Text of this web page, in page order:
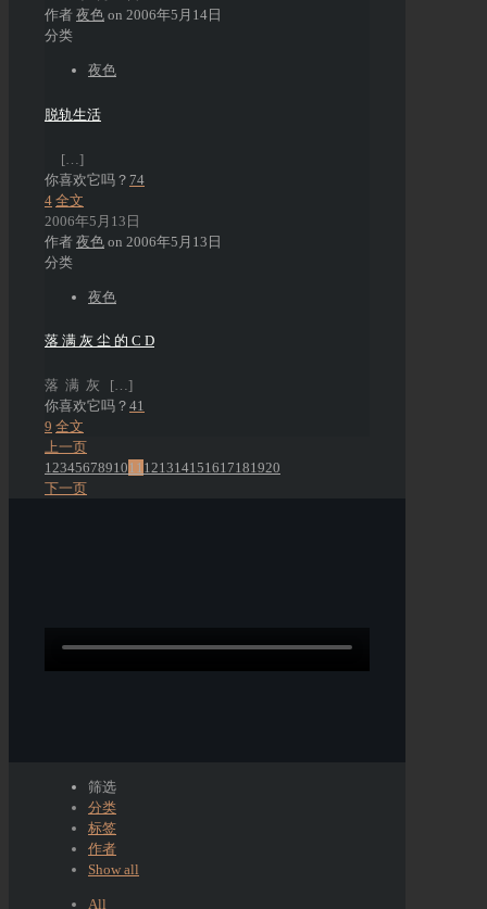
作者 夜色 on 2006年5月14日
分类
夜色
脱轨生活
[…]
你喜欢它吗？ 74
4 全文
2006年5月13日
作者 夜色 on 2006年5月13日
分类
夜色
落 满 灰 尘 的 C D
落 满 灰
[…]
你喜欢它吗？ 41
9 全文
上一页
1234567891011 121314151617181920
下一页
筛选
分类
标签
作者
Show all
All